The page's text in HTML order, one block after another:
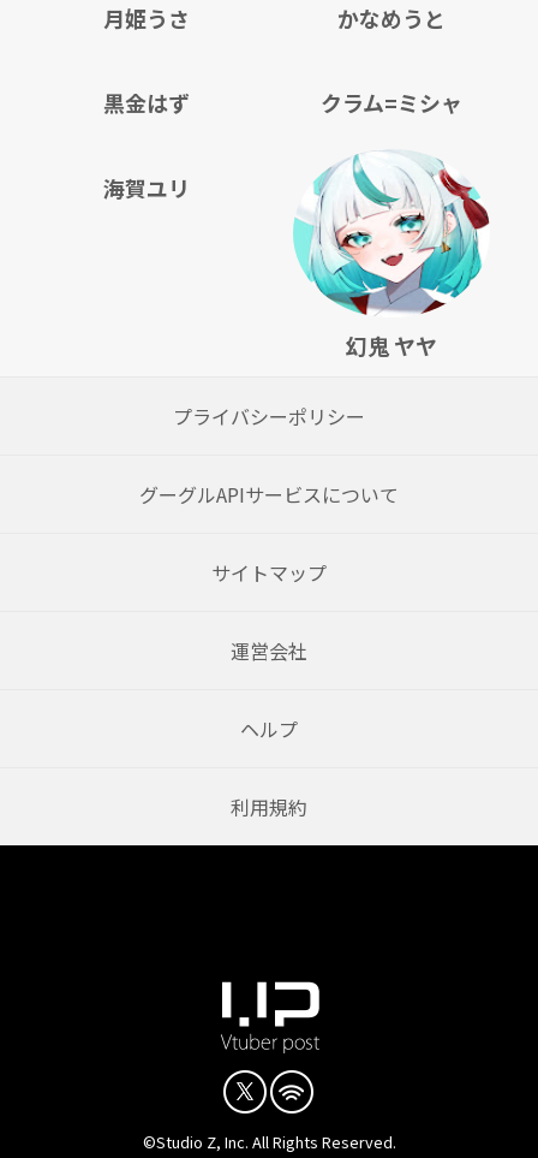
月姫うさ かなめうと
黒金はず クラム=ミシャ
海賀ユリ
幻鬼 ヤヤ
プライバシーポリシー
グーグルAPIサービスについて
サイトマップ
運営会社
ヘルプ
利用規約
©Studio Z, Inc. All Rights Reserved.